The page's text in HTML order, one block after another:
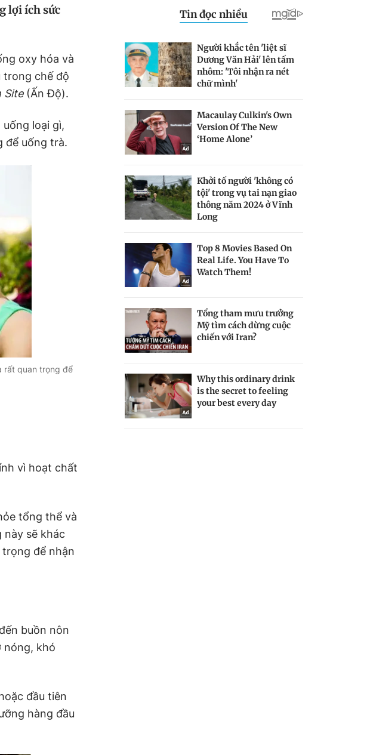
lợi ích sức
oxy hóa và
trong chế độ
Site(Ấn Độ).
loại gì,
để uống trà.
rất quan trọng để
vì hoạt chất
tổng thể và
sẽ khác
để nhận
buồn nôn
nóng, khó
đầu tiên
hàng đầu